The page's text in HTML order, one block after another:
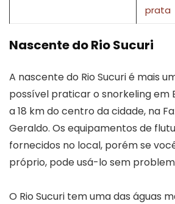
prata
Nascente do Rio Sucuri
A nascente do Rio Sucuri é mais
possível praticar o snorkeling em
a 18 km do centro da cidade, na
Geraldo. Os equipamentos de
fornecidos no local, porém se
próprio, pode usá-lo sem
O Rio Sucuri tem uma das águas